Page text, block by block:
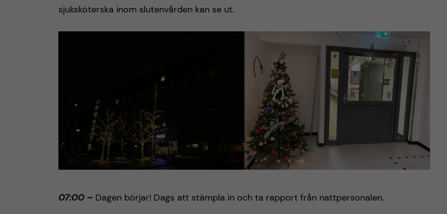
sjuksköterska inom slutenvården kan se ut.
07:00 – Dagen börjar! Dags att stämpla in och ta rapport från nattpersonalen.